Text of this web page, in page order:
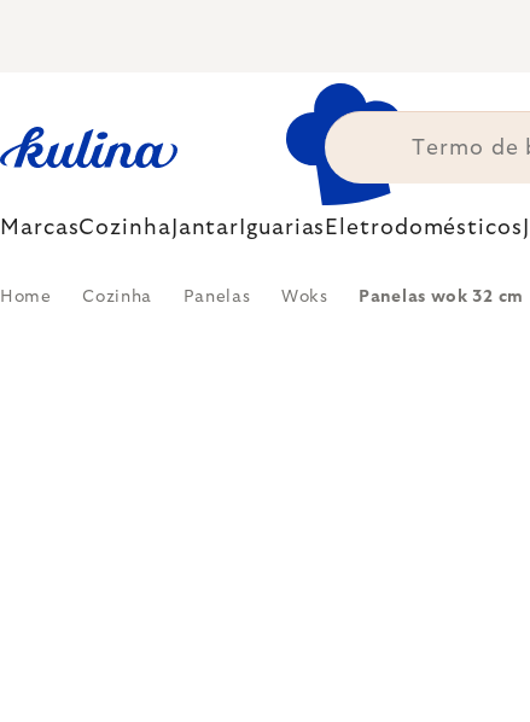
MarcasCozinha Jantar Iguarias Eletrodomésticos
Home Cozinha Panelas Woks Panelas wok 32 cm